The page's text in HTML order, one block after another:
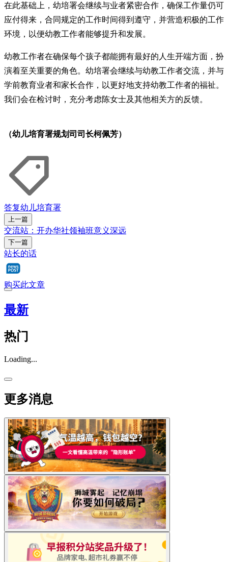
在此基础上，幼培署会继续与业者紧密合作，确保工作量仍可
应付得来，合同规定的工作时间得到遵守，并营造积极的工作
环境，以便幼教工作者能够提升和发展。
幼教工作者在确保每个孩子都能拥有最好的人生开端方面，扮
演着至关重要的角色。幼培署会继续与幼教工作者交流，并与
学前教育业者和家长合作，以更好地支持幼教工作者的福祉。
我们会在检讨时，充分考虑陈女士及其他相关方的反馈。
（幼儿培育署规划司司长柯佩芳）
答复幼儿培育署
上一篇
交流站：开办华社领袖班意义深远
下一篇
站长的话
购买此文章
最新
热门
Loading...
更多消息